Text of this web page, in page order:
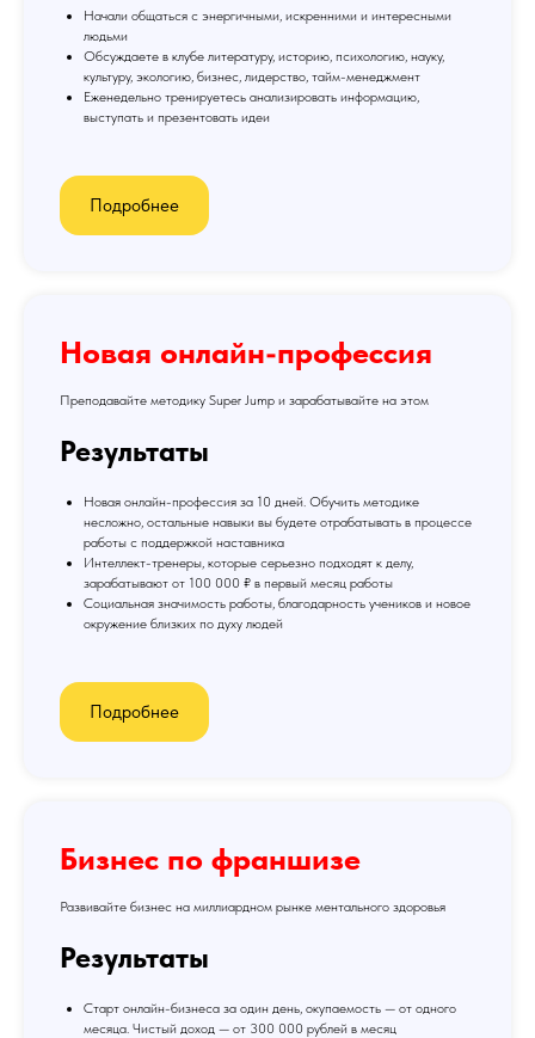
Начали общаться с энергичными, искренними и интересными
людьми
Обсуждаете в клубе литературу, историю, психологию, науку,
культуру, экологию, бизнес, лидерство, тайм-менеджмент
Еженедельно тренируетесь анализировать информацию,
выступать и презентовать идеи
Подробнее
Новая онлайн-профессия
Преподавайте методику Super Jump и зарабатывайте на этом
Результаты
Новая онлайн-профессия за 10 дней. Обучить методике
несложно, остальные навыки вы будете отрабатывать в процессе
работы с поддержкой наставника
Интеллект-тренеры, которые серьезно подходят к делу,
зарабатывают от 100 000 ₽ в первый месяц работы
Социальная значимость работы, благодарность учеников и новое
окружение близких по духу людей
Подробнее
Бизнес по франшизе
Развивайте бизнес на миллиардном рынке ментального здоровья
Результаты
Старт онлайн-бизнеса за один день, окупаемость — от одного
месяца. Чистый доход — от 300 000 рублей в месяц